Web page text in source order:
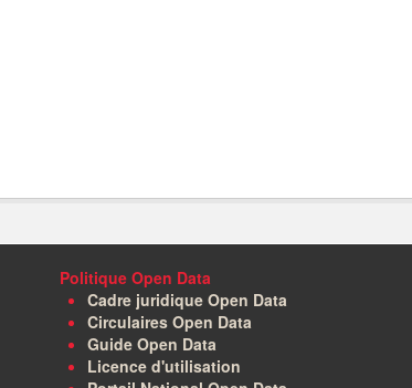
Politique Open Data
Cadre juridique Open Data
Circulaires Open Data
Guide Open Data
Licence d'utilisation